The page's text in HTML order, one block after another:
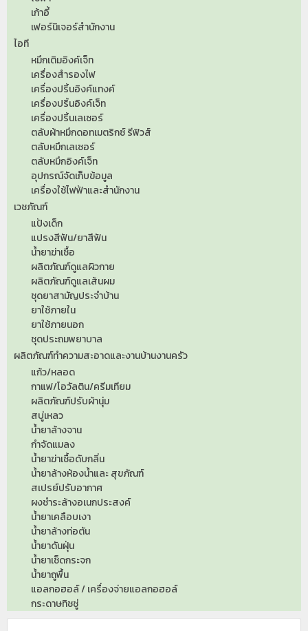
เก้าอี้
เฟอร์นิเจอร์สำนักงาน
ไอที
หมึกเติมอิงค์เจ็ท
เครื่องสำรองไฟ
เครื่องปริ้นอิงค์แทงค์
เครื่องปริ้นอิงค์เจ็ท
เครื่องปริ้นเลเซอร์
ตลับผ้าหมึกดอทเมตริกซ์ รีฟิวส์
ตลับหมึกเลเซอร์
ตลับหมึกอิงค์เจ็ท
อุปกรณ์จัดเก็บข้อมูล
เครื่องใช้ไฟฟ้าและสำนักงาน
เวชภัณฑ์
แป้งเด็ก
แปรงสีฟัน/ยาสีฟัน
น้ำยาฆ่าเชื้อ
ผลิตภัณฑ์ดูแลผิวกาย
ผลิตภัณฑ์ดูแลเส้นผม
ชุดยาสามัญประจำบ้าน
ยาใช้ภายใน
ยาใช้ภายนอก
ชุดประถมพยาบาล
ผลิตภัณฑ์ทำความสะอาดและงานบ้านงานครัว
แก้ว/หลอด
กาแฟ/โอวัลติน/ครีมเทียม
ผลิตภัณฑ์ปรับผ้านุ่ม
สบู่เหลว
น้ำยาล้างจาน
กำจัดแมลง
น้ำยาฆ่าเชื้อดับกลิ่น
น้ำยาล้างห้องน้ำและ สุขภัณฑ์
สเปรย์ปรับอากาศ
ผงชำระล้างอเนกประสงค์
น้ำยาเคลือบเงา
น้ำยาล้างท่อตัน
น้ำยาดันฝุ่น
น้ำยาเช็ดกระจก
น้ำยาถูพื้น
แอลกอฮอล์ / เครื่องจ่ายแอลกอฮอล์
กระดาษทิชชู่